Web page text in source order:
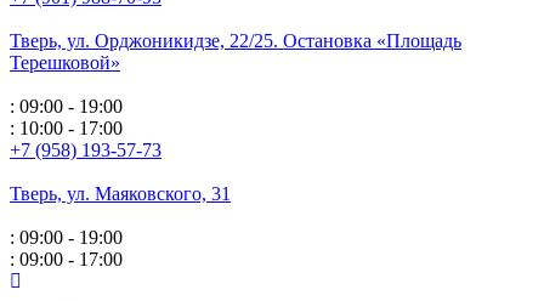
Тверь, ул. Орджоникидзе, 22/25. Остановка «Площадь
Терешковой»
: 09:00 - 19:00
: 10:00 - 17:00
+7 (958) 193-57-73
Тверь, ул. Маяковского, 31
: 09:00 - 19:00
: 09:00 - 17:00